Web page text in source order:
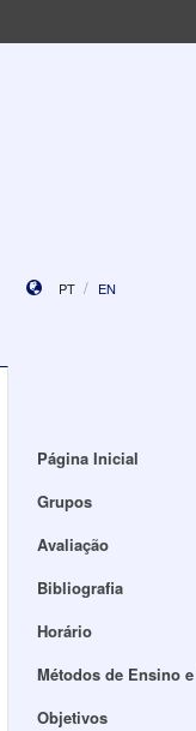
PT EN
Página Inicial
Grupos
Avaliação
Bibliografia
Horário
Métodos de Ensino
Objetivos